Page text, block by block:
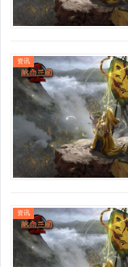
资讯
资讯